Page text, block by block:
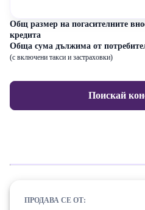
Общ размер на погасителните
кредита
Обща сума дължима от
(с включени такси и застраховки)
Поискай
ПРОДАВА СЕ ОТ: